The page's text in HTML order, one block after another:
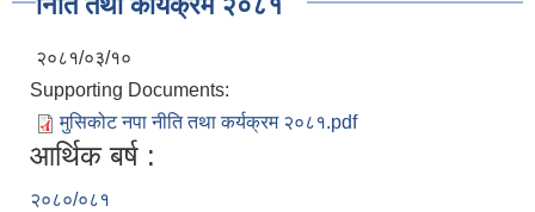
२०८१/०३/१०
Supporting Documents:
मुसिकोट नपा नीति तथा कर्यक्रम २०८१.pdf
आर्थिक बर्ष :
२०८०/०८१